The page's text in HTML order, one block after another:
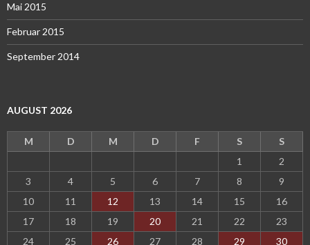
Mai 2015
Februar 2015
September 2014
AUGUST 2026
M D M D F S
S
1
2
3
4 5 6 7 8
9
10
11 12 13 14 15
16
17
18 19 20 21 22
23
24
25 26 27 28 29 30